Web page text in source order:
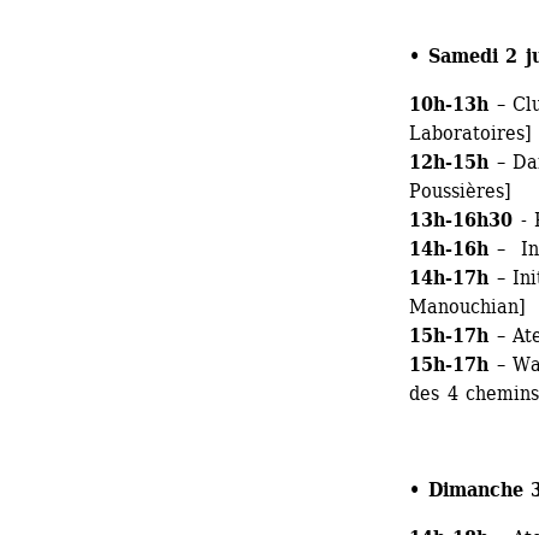
• Samedi 2
10h-13h –
Laboratoires]
12h-15h–
Poussières]
13h-16h30 -
14h-16h–
14h-17h–
Manouchian]
15h-17h–
15h-17h–
des 4
• Dimanche